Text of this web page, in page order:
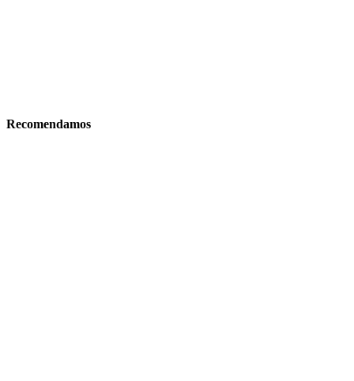
Recomendamos